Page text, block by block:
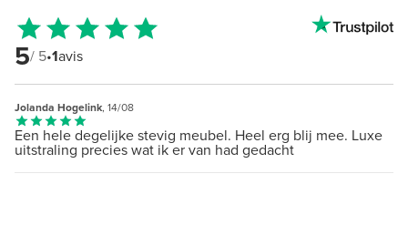
5/ 5•1avis
Jolanda Hogelink, 14/08
Een hele degelijke stevig meubel. Heel erg blij mee. Luxe
uitstraling precies wat ik er van had gedacht